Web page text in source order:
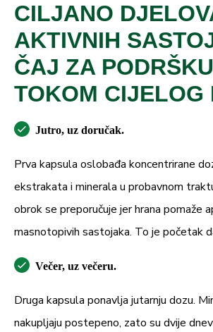
CILJANO
AKTIVNIH
ČAJ ZA PODRŠKU
TOKOM CIJELOG
Jutro, uz doručak.
Prva kapsula oslobađa koncentrirane
ekstrakata i minerala u probavnom
obrok se preporučuje jer hrana pomaže
masnotopivih sastojaka. To je početak
Večer, uz večeru.
Druga kapsula ponavlja jutarnju dozu.
nakupljaju postepeno, zato su dvije